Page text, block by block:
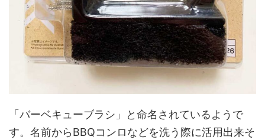
「バーベキューブラシ」と命名されているようで
す。名前からBBQコンロなどを洗う際に活用出来そ